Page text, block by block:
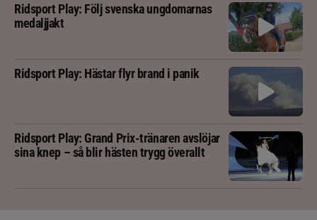
Ridsport Play: Följ svenska ungdomarnas
medaljjakt
Ridsport Play: Hästar flyr brand i panik
Ridsport Play: Grand Prix-tränaren avslöjar
sina knep – så blir hästen trygg överallt